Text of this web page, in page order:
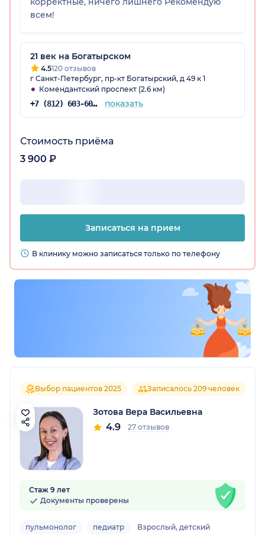
всем!
21 век на Богатырском
4.5120 отзывов
г Санкт-Петербург, пр-кт Богатырский, д 49 к 1
Комендантский проспект (2.6 км)
+7 (812) 603-60-42 показать
Стоимость приёма
3 900 ₽
Записаться на прием
В клинику можно записаться только по телефону
Выбор пациентов 2025 Записалось 209 человек
Зотова Вера Васильевна
4.9 27 отзывов
Стаж 9 лет
Документы проверены
пульмонолог педиатр Взрослый, детский